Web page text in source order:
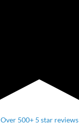
Over 500+ 5 star reviews